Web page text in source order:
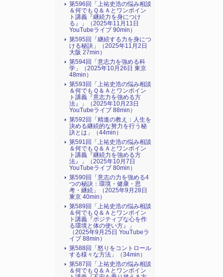
第596回「上祐史浩の悩み相談
＆何でもＱ＆Ａとワンポイン
ト講義『継続力を身につけ
る』​」（2025年11月11日
YouTubeライブ 90min）
第595回「継続する力を身につ
ける秘訣」（2025年11月2日
大阪 27min）
第594回「意志力を強める科
学」（2025年10月26日 東京
48min）
第593回「上祐史浩の悩み相談
＆何でもＱ＆Ａとワンポイン
ト講義『意志力を強める方
法』​」（2025年10月23日
YouTubeライブ 88min）
第592回「精進の教え：人生を
決める継続的な努力を行う秘
訣とは」（44min）
第591回「上祐史浩の悩み相談
＆何でもＱ＆Ａとワンポイン
ト講義『継続力を強める方
法』​」（2025年10月7日
YouTubeライブ 80min）
第590回「意志の力を強める4
つの秘訣：環境・健康・思
考・継続」（2025年9月28日
東京 40min）
第589回「上祐史浩の悩み相談
＆何でもＱ＆Ａとワンポイン
ト講義『ポジティブな心を作
る環境と体の使い方』​」
（2025年9月25日 YouTubeラ
イブ 88min）
第588回「怒りをコントロール
する様々な方法」（34min）
第587回「上祐史浩の悩み相談
＆何でもＱ＆Ａとワンポイン